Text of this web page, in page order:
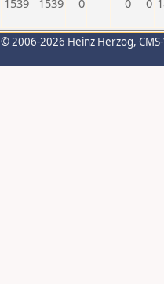
1539 1539 0 0 0
© 2006-2026 Heinz Herzog,